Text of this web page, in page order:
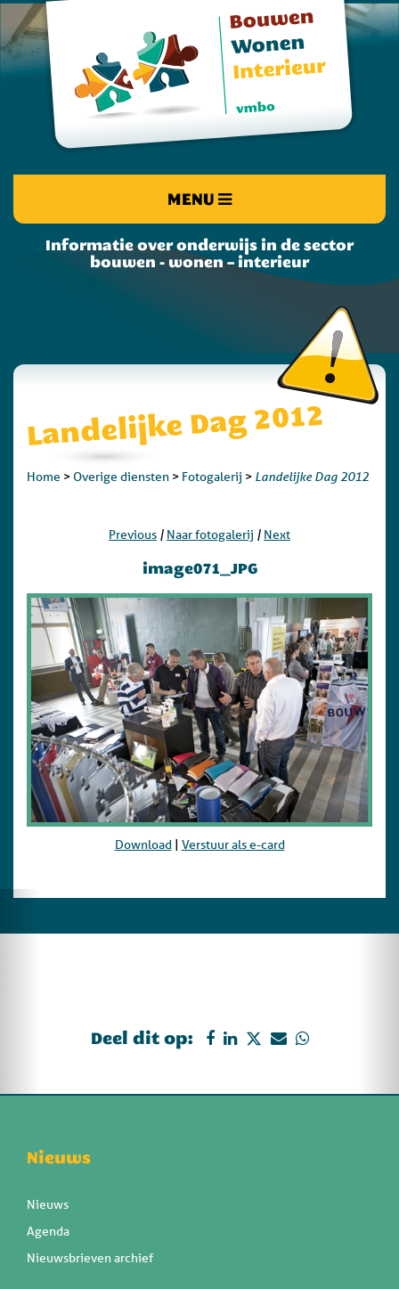
MENU
Informatie over onderwijs in de sector
bouwen - wonen – interieur
Landelijke Dag 2012
Home > Overige diensten > Fotogalerij > Landelijke Dag 2012
Previous | Naar fotogalerij | Next
image071_JPG
Download| Verstuur als e-card
Deel dit op:
Nieuws
Nieuws
Agenda
Nieuwsbrieven archief